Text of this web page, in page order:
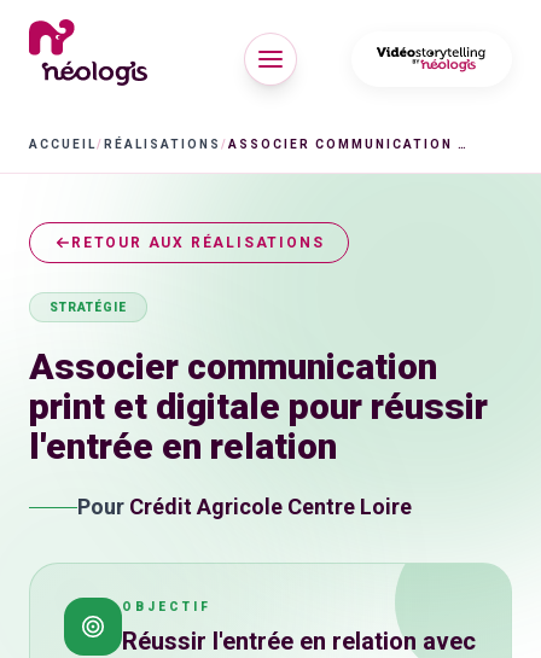
ACCUEIL/ RÉALISATIONS / ASSOCIER COMMUNICATION PRINT ET DIGITALE POUR RÉUSSIR L'ENTRÉE EN RELATION
RETOUR AUX RÉALISATIONS
STRATÉGIE
Associer communication
print et digitale pour réussir
l'entrée en relation
Pour Crédit Agricole Centre Loire
OBJECTIF
Réussir l'entrée en relation avec